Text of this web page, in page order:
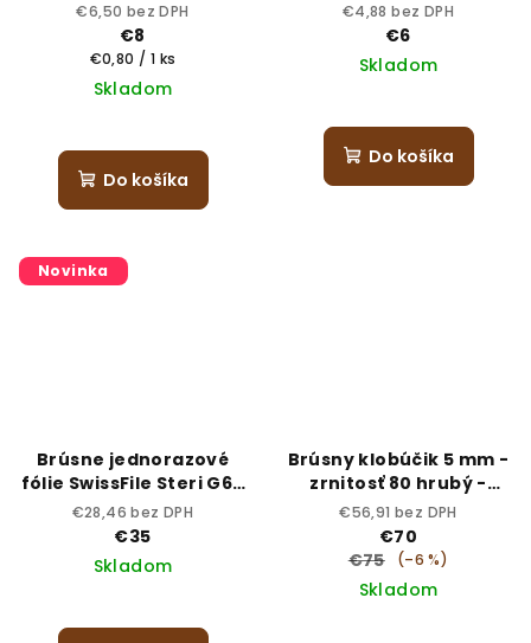
€6,50 bez DPH
€8
Jednotková
cena:
€0,80 / 1 ks
Skladom
Do košíka
€4,88 bez DPH
€6
Skladom
Do košíka
Novinka
Brúsne jednorazové
fólie SwissFile Steri G60
– zrnitosť 60 (hrubá)
€28,46 bez DPH
€35
Skladom
Brúsny klobúčik 5 mm -
zrnitosť 80 hrubý -
sterilný
€56,91 bez DPH
€70
€75
(–6 %)
Skladom